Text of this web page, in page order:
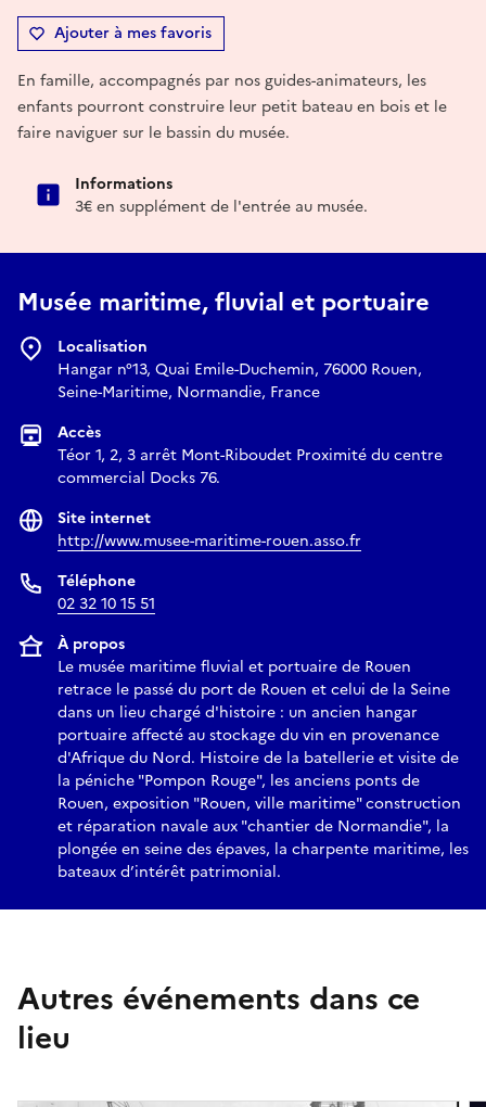
Ajouter à mes favoris
En famille, accompagnés par nos guides-animateurs, les
enfants pourront construire leur petit bateau en bois et le
faire naviguer sur le bassin du musée.
Informations
3€ en supplément de l'entrée au musée.
Musée maritime, fluvial et portuaire
Localisation
Hangar n°13, Quai Emile-Duchemin, 76000 Rouen,
Seine-Maritime, Normandie, France
Accès
Téor 1, 2, 3 arrêt Mont-Riboudet Proximité du centre
commercial Docks 76.
Site internet
http://www.musee-maritime-rouen.asso.fr
Téléphone
02 32 10 15 51
À propos
Le musée maritime fluvial et portuaire de Rouen
retrace le passé du port de Rouen et celui de la Seine
dans un lieu chargé d'histoire : un ancien hangar
portuaire affecté au stockage du vin en provenance
d'Afrique du Nord. Histoire de la batellerie et visite de
la péniche "Pompon Rouge", les anciens ponts de
Rouen, exposition "Rouen, ville maritime" construction
et réparation navale aux "chantier de Normandie", la
plongée en seine des épaves, la charpente maritime, les
bateaux d’intérêt patrimonial.
Autres événements dans ce
lieu